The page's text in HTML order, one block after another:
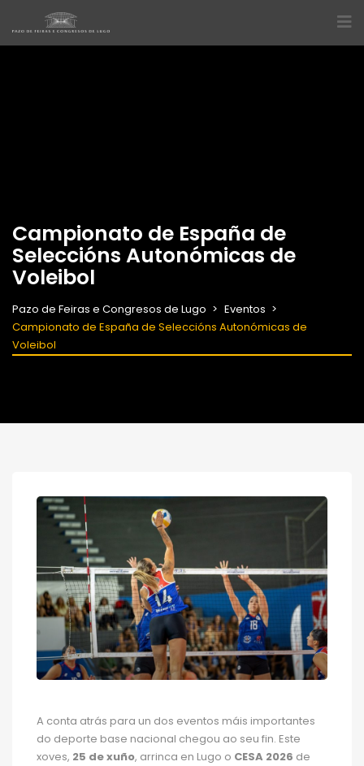
Campionato de España de
Seleccións Autonómicas de
Voleibol
Pazo de Feiras e Congresos de Lugo
Eventos
Campionato de España de Seleccións Autonómicas de
Voleibol
A conta atrás para un dos eventos máis importantes
do deporte base nacional chegou ao seu fin. Este
xoves, 25 de xuño, arrinca en Lugo o CESA 2026 de